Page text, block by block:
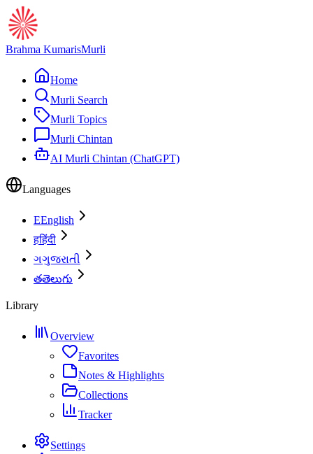
Brahma KumarisMurli
Home
Murli Search
Murli Topics
Murli Chintan
AI Murli Chintan (ChatGPT)
Languages
EEnglish
हहिंदी
ગગુજરાતી
తతెలుగు
Library
Overview
Favorites
Notes & Highlights
Collections
Tracker
Settings